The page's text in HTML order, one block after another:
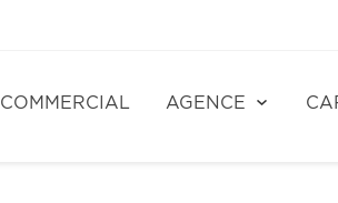
COMMERCIAL AGENCE